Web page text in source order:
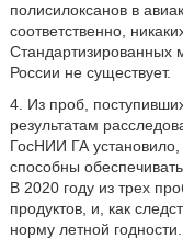
полисилоксанов в
соответственно,
Стандартизированных
России не существует.
4. Из проб,
результатам
ГосНИИ ГА
способны
В 2020 году из трех
продуктов, и, как
норму летной годности.